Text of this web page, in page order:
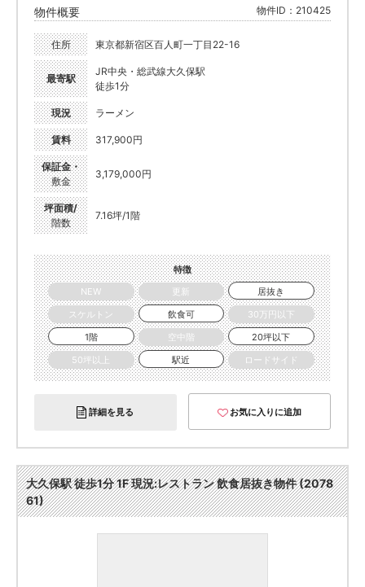
物件概要 物件ID：210425
住所 東京都新宿区百人町一丁目22-16
最寄駅
JR中央・総武線大久保駅
徒歩1分
現況 ラーメン
賃料 317,900円
保証金・
敷金
3,179,000円
坪面積/
階数
7.16坪/1階
特徴
NEW
更新
居抜き
スケルトン
飲食可
30万円以下
1階
空中階
20坪以下
50坪以上
駅近 ロードサイド
詳細を見る お気に入りに追加
大久保駅 徒歩1分 1F 現況:レストラン 飲食居抜き物件 (2078
61)